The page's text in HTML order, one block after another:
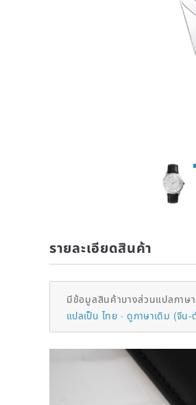
รายละเอียดสินค้า
มีข้อมูลสินค้าบางส่วนแปลภาษ
แปลเป็น ไทย
ดูภาษาเดิม (จีน-